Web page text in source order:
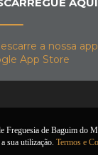
Freguesia de Baguim do
sua utilização. Termos e